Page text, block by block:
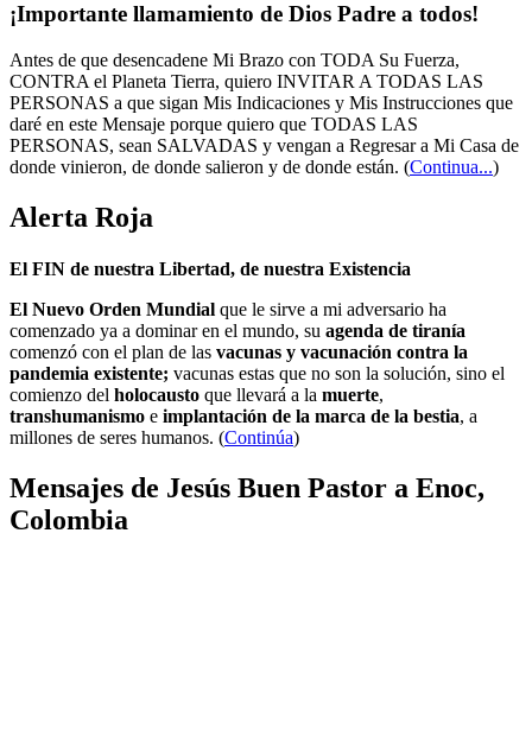
¡Importante llamamiento de Dios Padre a todos!
Antes de que desencadene Mi Brazo con TODA Su Fuerza,
CONTRA el Planeta Tierra, quiero INVITAR A TODAS LAS
PERSONAS a que sigan Mis Indicaciones y Mis Instrucciones que
daré en este Mensaje porque quiero que TODAS LAS
PERSONAS, sean SALVADAS y vengan a Regresar a Mi Casa de
donde vinieron, de donde salieron y de donde están. (Continua...)
Alerta Roja
El FIN de nuestra Libertad, de nuestra Existencia
El Nuevo Orden Mundial que le sirve a mi adversario ha
comenzado ya a dominar en el mundo, su agenda de tiranía
comenzó con el plan de las vacunas y vacunación contra la
pandemia existente; vacunas estas que no son la solución, sino el
comienzo del holocausto que llevará a la muerte,
transhumanismo e implantación de la marca de la bestia, a
millones de seres humanos. (Continúa)
Mensajes de Jesús Buen Pastor a Enoc,
Colombia